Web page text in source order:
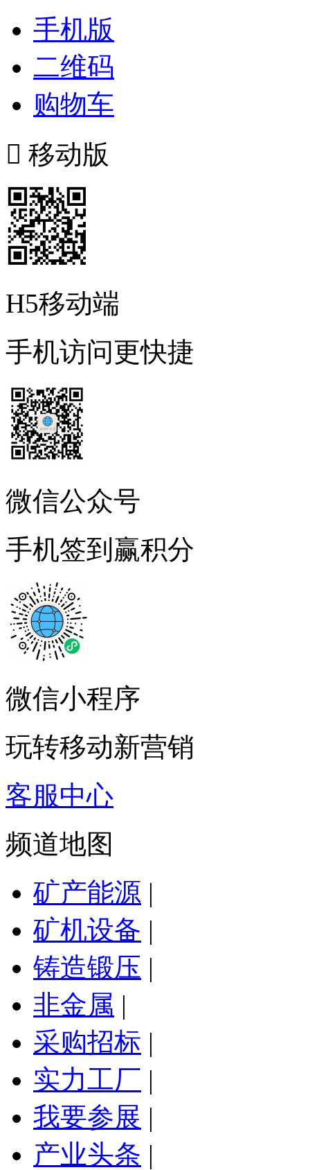
手机版
二维码
购物车
 移动版
H5移动端
手机访问更快捷
微信公众号
手机签到赢积分
微信小程序
玩转移动新营销
客服中心
频道地图
矿产能源 |
矿机设备 |
铸造锻压 |
非金属 |
采购招标 |
实力工厂 |
我要参展 |
产业头条 |